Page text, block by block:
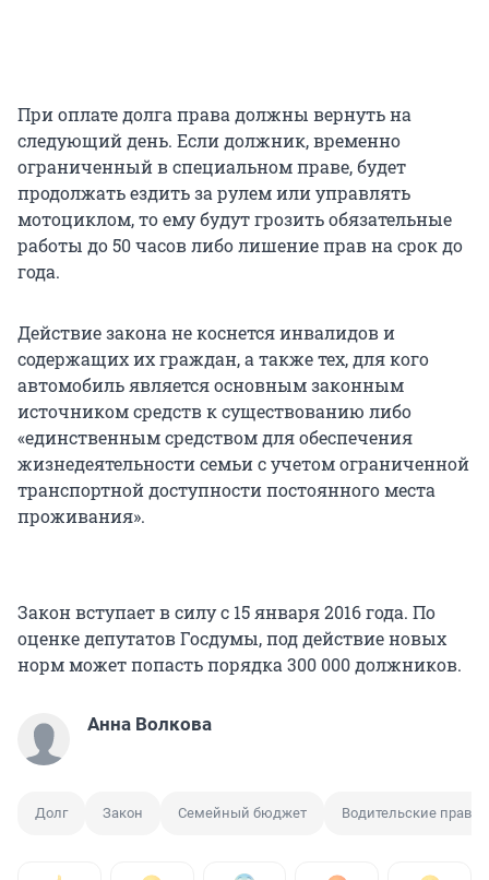
При оплате долга права должны вернуть на
следующий день. Если должник, временно
ограниченный в специальном праве, будет
продолжать ездить за рулем или управлять
мотоциклом, то ему будут грозить обязательные
работы до 50 часов либо лишение прав на срок до
года.
Действие закона не коснется инвалидов и
содержащих их граждан, а также тех, для кого
автомобиль является основным законным
источником средств к существованию либо
«единственным средством для обеспечения
жизнедеятельности семьи с учетом ограниченной
транспортной доступности постоянного места
проживания».
Закон вступает в силу с 15 января 2016 года. По
оценке депутатов Госдумы, под действие новых
норм может попасть порядка 300 000 должников.
Анна Волкова
Долг Закон Семейный бюджет Водительские права